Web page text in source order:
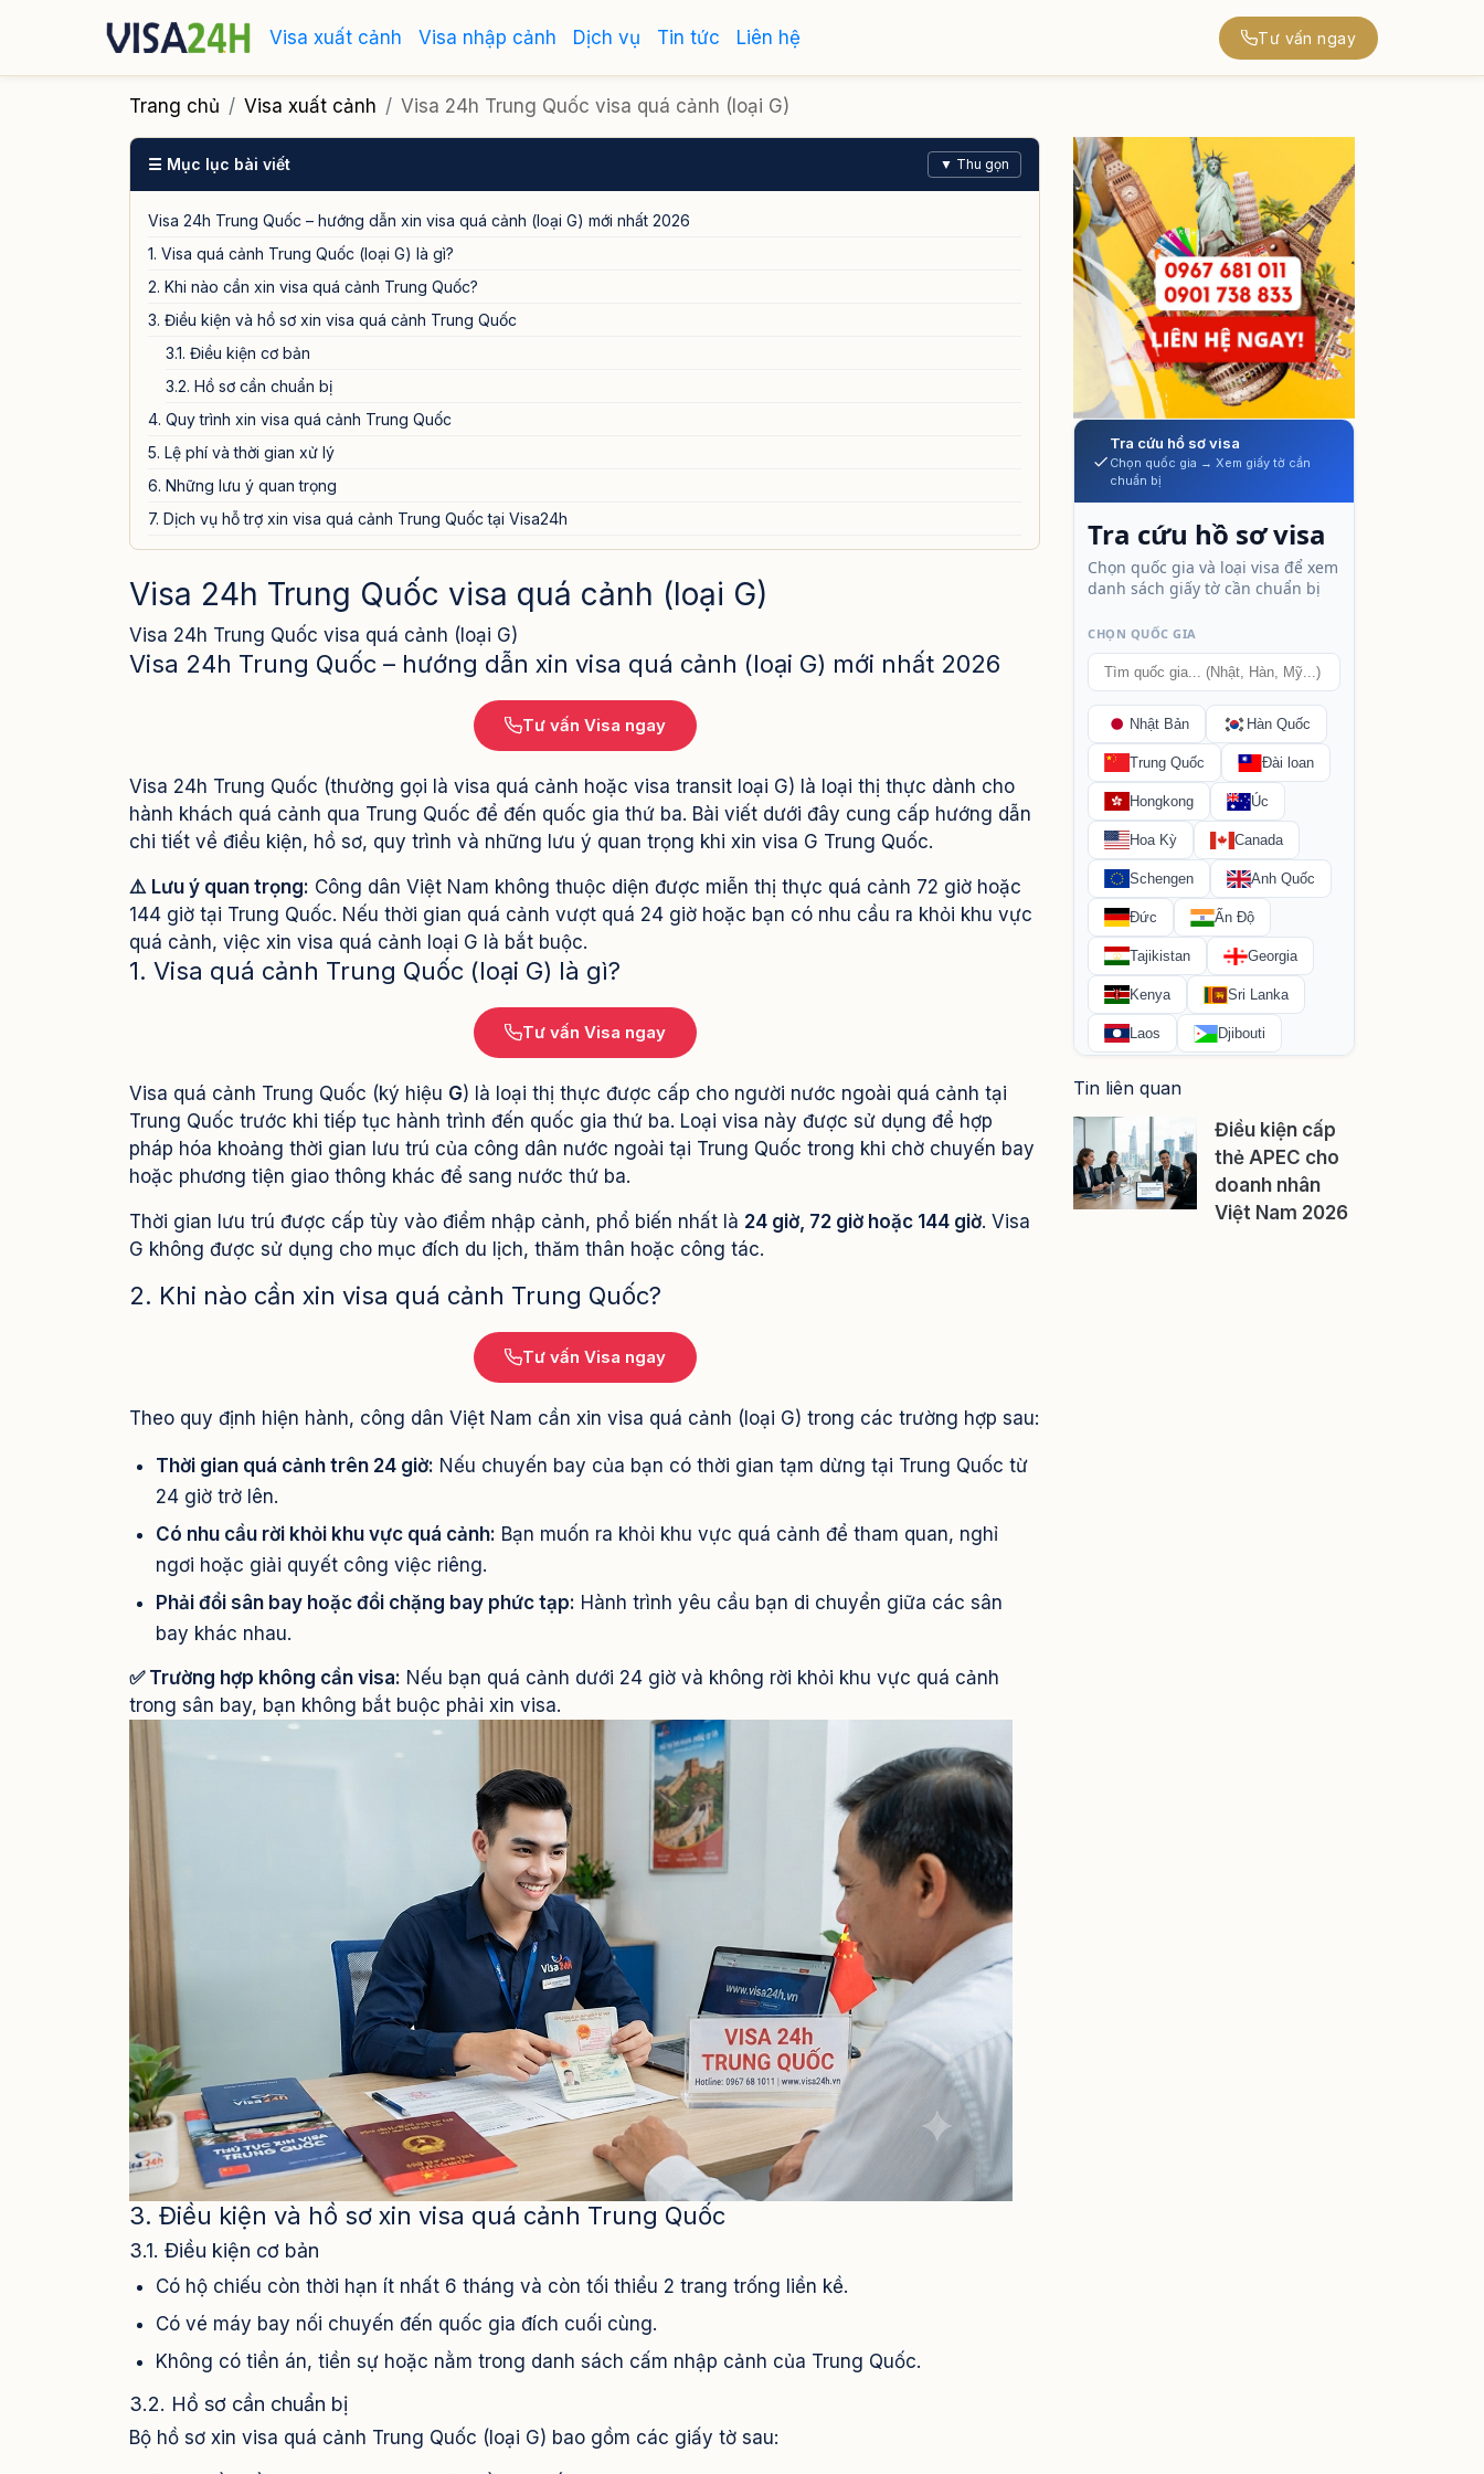
Visa xuất cảnh Visa nhập cảnh Dịch vụ Tin tức Liên hệ Tư vấn ngay
Trang chủ Visa xuất cảnh Visa 24h Trung Quốc visa quá cảnh (loại G)
☰ Mục lục bài viết ▼ Thu gọn
Visa 24h Trung Quốc – hướng dẫn xin visa quá cảnh (loại G) mới nhất 2026
1. Visa quá cảnh Trung Quốc (loại G) là gì?
2. Khi nào cần xin visa quá cảnh Trung Quốc?
3. Điều kiện và hồ sơ xin visa quá cảnh Trung Quốc
3.1. Điều kiện cơ bản
3.2. Hồ sơ cần chuẩn bị
4. Quy trình xin visa quá cảnh Trung Quốc
5. Lệ phí và thời gian xử lý
6. Những lưu ý quan trọng
7. Dịch vụ hỗ trợ xin visa quá cảnh Trung Quốc tại Visa24h
Visa 24h Trung Quốc visa quá cảnh (loại G)
Visa 24h Trung Quốc visa quá cảnh (loại G)
Visa 24h Trung Quốc – hướng dẫn xin visa quá cảnh (loại G) mới nhất 2026
Tư vấn Visa ngay
Visa 24h Trung Quốc (thường gọi là visa quá cảnh hoặc visa transit loại G) là loại thị thực dành cho
hành khách quá cảnh qua Trung Quốc để đến quốc gia thứ ba. Bài viết dưới đây cung cấp hướng dẫn
chi tiết về điều kiện, hồ sơ, quy trình và những lưu ý quan trọng khi xin visa G Trung Quốc.
⚠️ Lưu ý quan trọng: Công dân Việt Nam không thuộc diện được miễn thị thực quá cảnh 72 giờ hoặc
144 giờ tại Trung Quốc. Nếu thời gian quá cảnh vượt quá 24 giờ hoặc bạn có nhu cầu ra khỏi khu vực
quá cảnh, việc xin visa quá cảnh loại G là bắt buộc.
1. Visa quá cảnh Trung Quốc (loại G) là gì?
Tư vấn Visa ngay
Visa quá cảnh Trung Quốc (ký hiệu G) là loại thị thực được cấp cho người nước ngoài quá cảnh tại
Trung Quốc trước khi tiếp tục hành trình đến quốc gia thứ ba. Loại visa này được sử dụng để hợp
pháp hóa khoảng thời gian lưu trú của công dân nước ngoài tại Trung Quốc trong khi chờ chuyến bay
hoặc phương tiện giao thông khác để sang nước thứ ba.
Thời gian lưu trú được cấp tùy vào điểm nhập cảnh, phổ biến nhất là 24 giờ, 72 giờ hoặc 144 giờ. Visa
G không được sử dụng cho mục đích du lịch, thăm thân hoặc công tác.
2. Khi nào cần xin visa quá cảnh Trung Quốc?
Tư vấn Visa ngay
Theo quy định hiện hành, công dân Việt Nam cần xin visa quá cảnh (loại G) trong các trường hợp sau:
Thời gian quá cảnh trên 24 giờ: Nếu chuyến bay của bạn có thời gian tạm dừng tại Trung Quốc từ
24 giờ trở lên.
Có nhu cầu rời khỏi khu vực quá cảnh: Bạn muốn ra khỏi khu vực quá cảnh để tham quan, nghỉ
ngơi hoặc giải quyết công việc riêng.
Phải đổi sân bay hoặc đổi chặng bay phức tạp: Hành trình yêu cầu bạn di chuyển giữa các sân
bay khác nhau.
✅ Trường hợp không cần visa: Nếu bạn quá cảnh dưới 24 giờ và không rời khỏi khu vực quá cảnh
trong sân bay, bạn không bắt buộc phải xin visa.
3. Điều kiện và hồ sơ xin visa quá cảnh Trung Quốc
3.1. Điều kiện cơ bản
Có hộ chiếu còn thời hạn ít nhất 6 tháng và còn tối thiểu 2 trang trống liền kề.
Có vé máy bay nối chuyến đến quốc gia đích cuối cùng.
Không có tiền án, tiền sự hoặc nằm trong danh sách cấm nhập cảnh của Trung Quốc.
3.2. Hồ sơ cần chuẩn bị
Bộ hồ sơ xin visa quá cảnh Trung Quốc (loại G) bao gồm các giấy tờ sau:
Tra cứu hồ sơ visa
Chọn quốc gia → Xem giấy tờ cần
chuẩn bị
Tin liên quan
Điều kiện cấp
thẻ APEC cho
doanh nhân
Việt Nam 2026